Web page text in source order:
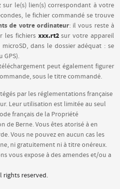
sur le(s) lien(s) correspondant à votre
le fichier commandé se trouve
de votre ordinateur: il vous reste à
les fichiers xxx.rt2sur votre appareil
dans le dossier adéquat : se
GPS).
peut également figurer
sous le titre commandé.
par les réglementations française
Leur utilisation est limitée au seul
français de la Propriété
de Berne. Vous êtes atorisé à en
Vous ne pouvez en aucun cas les
ni gratuitement ni à titre onéreux.
vous expose à des amendes et/ou a
rights reserved.